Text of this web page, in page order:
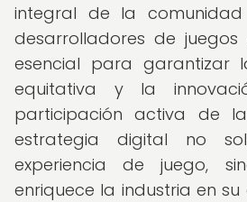
integral de la
desarrolladores de
esencial para garantizar
equitativa y la
participación activa de
estrategia digital no
experiencia de juego,
enriquece la industria en su